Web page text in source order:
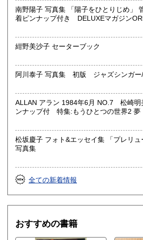
沿線名：地下鉄(三田線、新宿線、半蔵
線)
定休日：なし 年末は30日午後5時に閉店
書籍の買取について
メール web@bookdash.net または専
わせください。
お電話 03-3219-5991でも受け付けてお
しく説明した文章をお付けしております
女優・アイドル・グラビア・アダルトや
南野陽子 写真集 「陽子をひとりじめ」
紺野美沙子 セーターブック
阿川泰子 写真集 初版 ジャズシンガー
ALLAN アラン 1984年6月 NO.7 松崎明
ンナップ付 特集:もうひとつの世界2 夢
木村べん 他 少女のための耽美派マ
松坂慶子 フォト&エッセイ集 「プレ
写真集
全ての新着情報
おすすめの書籍